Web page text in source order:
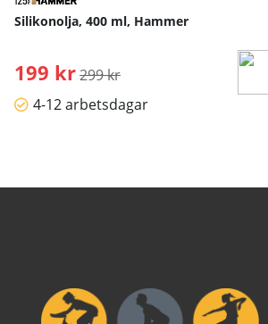
Silikonolja, 400 ml, Hammer
199 kr Ordinarie pris:
299 kr
4-12 arbetsdagar